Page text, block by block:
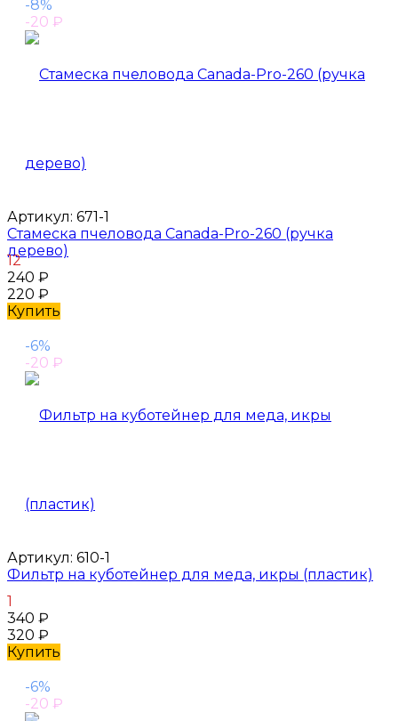
-8%
-20 ₽
Артикул: 671-1
Стамеска пчеловода Canada-Pro-260 (ручка
дерево)
12
240 ₽
220 ₽
Купить
-6%
-20 ₽
Артикул: 610-1
Фильтр на куботейнер для меда, икры (пластик)
1
340 ₽
320 ₽
Купить
-6%
-20 ₽